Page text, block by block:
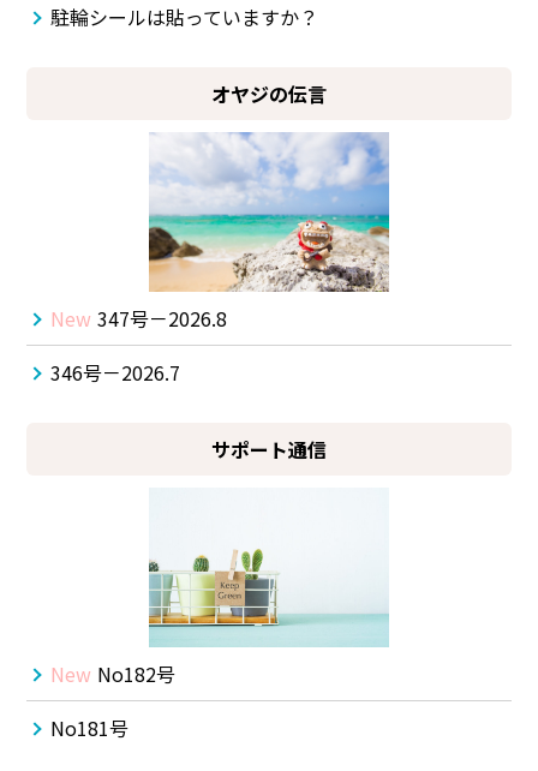
駐輪シールは貼っていますか？
オヤジの伝言
New 347号－2026.8
346号－2026.7
サポート通信
New No182号
No181号